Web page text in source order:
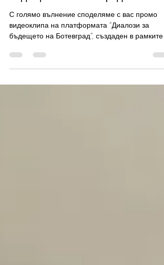
бъдещето на Ботевград”
С голямо вълнение споделяме с вас промо
видеоклипа на платформата “Диалози за
бъдещето на Ботевград”, създаден в рамките